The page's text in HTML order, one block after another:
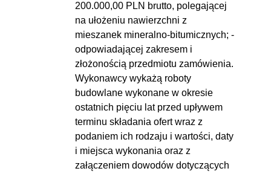
200.000,00 PLN brutto, polegającej
na ułożeniu nawierzchni z
mieszanek mineralno-bitumicznych; -
odpowiadającej zakresem i
złożonością przedmiotu zamówienia.
Wykonawcy wykażą roboty
budowlane wykonane w okresie
ostatnich pięciu lat przed upływem
terminu składania ofert wraz z
podaniem ich rodzaju i wartości, daty
i miejsca wykonania oraz z
załączeniem dowodów dotyczących